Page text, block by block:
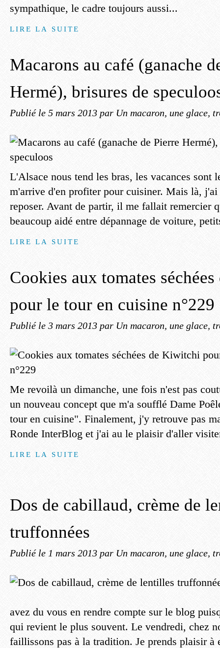
sympathique, le cadre toujours aussi...
LIRE LA SUITE
Macarons au café (ganache
Hermé), brisures de
Publié le 5 mars 2013 par Un macaron, une glace,
L'Alsace nous tend les bras, les vacances sont
m'arrive d'en profiter pour cuisiner. Mais là, j'ai
reposer. Avant de partir, il me fallait remercier
beaucoup aidé entre dépannage de voiture,
LIRE LA SUITE
Cookies aux tomates
pour le tour en cuisine n°229
Publié le 3 mars 2013 par Un macaron, une glace,
Me revoilà un dimanche, une fois n'est pas
un nouveau concept que m'a soufflé Dame
tour en cuisine". Finalement, j'y retrouve pas
Ronde InterBlog et j'ai au le plaisir d'aller
LIRE LA SUITE
Dos de cabillaud, crème de
truffonnées
Publié le 1 mars 2013 par Un macaron, une glace,
avez du vous en rendre compte sur le blog
qui revient le plus souvent. Le vendredi, chez
faillissons pas à la tradition. Je prends plaisir à